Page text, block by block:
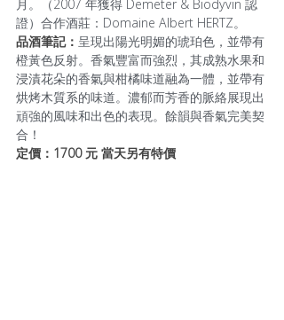
月。（2007 年獲得 Demeter & Biodyvin 認
證）合作酒莊：Domaine Albert HERTZ。
品酒筆記： 呈現出陽光明媚的琥珀色，並帶有
橙黃色反射。香氣豐富而強烈，其成熟水果和
浸漬花朵的香氣與柑橘味道融為一體，並帶有
烘烤木質系的味道。濃郁而芳香的脈絡展現出
頑強的風味和出色的表現。餘韻與香氣完美契
合！
定價：1700 元 當天另有特價